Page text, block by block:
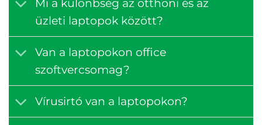
Mi a különbség az otthoni és az
üzleti laptopok között?
Van a laptopokon office
szoftvercsomag?
Vírusirtó van a laptopokon?